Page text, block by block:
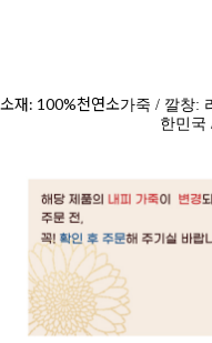
소재: 100%천연소가죽 / 깔창:
한민국